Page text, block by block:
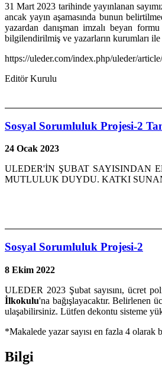
31 Mart 2023 tarihinde yayınlanan
ancak yayın aşamasında bunun
yazardan danışman imzalı beyan
bilgilendirilmiş ve yazarların kurumları
https://uleder.com/index.php/uleder/
Editör Kurulu
Sosyal Sorumluluk Projesi-2
24 Ocak 2023
ULEDER'İN ŞUBAT SAYISINDAN
MUTLULUK DUYDU. KATKI
Sosyal Sorumluluk Projesi-2
8 Ekim 2022
ULEDER 2023 Şubat sayısını, ücret
İlkokulu'na bağışlayacaktır. Belirlenen
ulaşabilirsiniz. Lütfen dekontu sisteme
*Makalede yazar sayısı en fazla 4 olarak
Bilgi